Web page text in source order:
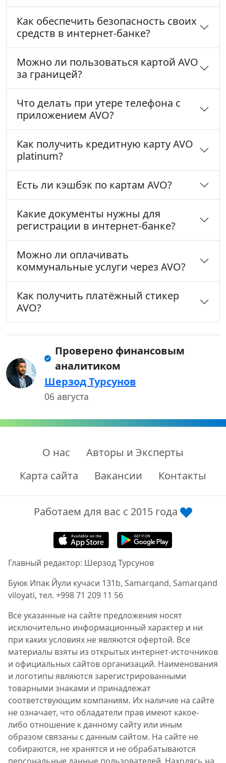
Как обеспечить безопасность своих
средств в интернет-банке?
Можно ли пользоваться картой AVO
за границей?
Что делать при утере телефона с
приложением AVO?
Как получить кредитную карту AVO
platinum?
Есть ли кэшбэк по картам AVO?
Какие документы нужны для
регистрации в интернет-банке?
Можно ли оплачивать
коммунальные услуги через AVO?
Как получить платёжный стикер
AVO?
Проверено финансовым
аналитиком
Шерзод Турсунов
06 августа
О нас
Авторы и Эксперты
Карта сайта
Вакансии Контакты
Работаем для вас с 2015 года
Главный редактор: Шерзод Турсунов
Буюк Ипак Йули кучаси 131b, Samarqand, Samarqand
viloyati, тел. +998 71 209 11 56
Все указанные на сайте предложения носят
исключительно информационный характер и ни
при каких условиях не являются офертой. Все
материалы взяты из открытых интернет-источников
и официальных сайтов организаций. Наименования
и логотипы являются зарегистрированными
товарными знаками и принадлежат
соответствующим компаниям. Их наличие на сайте
не означает, что обладатели прав имеют какое-
либо отношение к данному сайту или иным
образом связаны с данным сайтом. На сайте не
собираются, не хранятся и не обрабатываются